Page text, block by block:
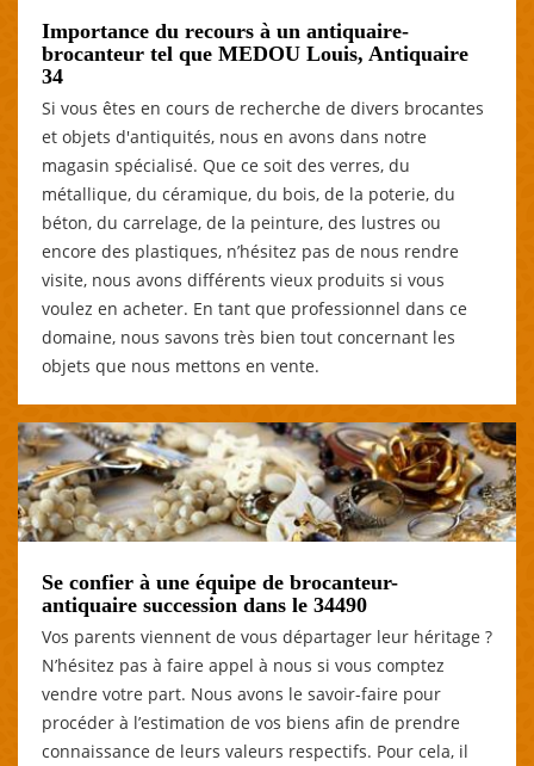
Importance du recours à un antiquaire-
brocanteur tel que MEDOU Louis, Antiquaire
34
Si vous êtes en cours de recherche de divers brocantes
et objets d'antiquités, nous en avons dans notre
magasin spécialisé. Que ce soit des verres, du
métallique, du céramique, du bois, de la poterie, du
béton, du carrelage, de la peinture, des lustres ou
encore des plastiques, n’hésitez pas de nous rendre
visite, nous avons différents vieux produits si vous
voulez en acheter. En tant que professionnel dans ce
domaine, nous savons très bien tout concernant les
objets que nous mettons en vente.
Se confier à une équipe de brocanteur-
antiquaire succession dans le 34490
Vos parents viennent de vous départager leur héritage ?
N’hésitez pas à faire appel à nous si vous comptez
vendre votre part. Nous avons le savoir-faire pour
procéder à l’estimation de vos biens afin de prendre
connaissance de leurs valeurs respectifs. Pour cela, il